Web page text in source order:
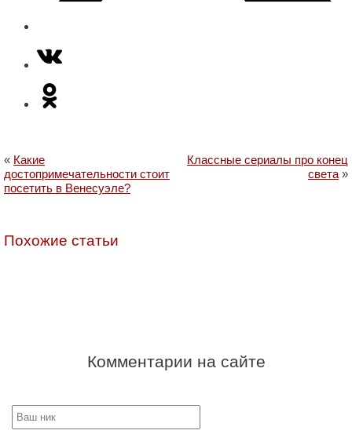
« Какие
достопримечательности стоит
посетить в Венесуэле?
Классные сериалы про конец
света »
Похожие статьи
Комментарии на сайте